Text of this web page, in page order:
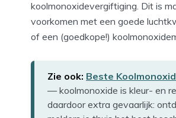
koolmonoxidevergiftiging. Dit is
voorkomen met een goede
of een (goedkope!)
Zie ook: Beste
— koolmonoxide is kleur- en
daardoor extra gevaarlijk: